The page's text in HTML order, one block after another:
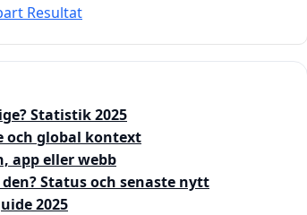
Resultat
Statistik 2025
och global kontext
app eller webb
Status och senaste nytt
2025